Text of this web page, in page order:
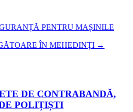
PENTRU MAȘINILE
ÎN MEHEDINȚI →
DE CONTRABANDĂ,
POLIȚIȘTI